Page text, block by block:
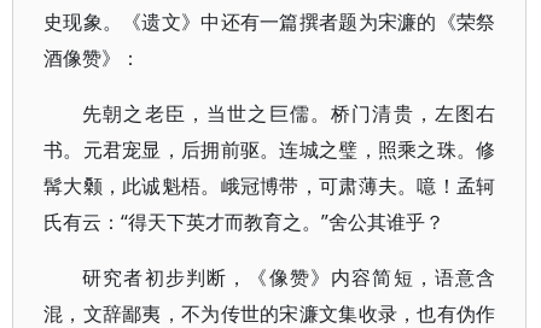
史现象。《遗文》中还有一篇撰者题为宋濂的《荣祭
酒像赞》：
先朝之老臣，当世之巨儒。桥门清贵，左图右
书。元君宠显，后拥前驱。连城之璧，照乘之珠。修
髯大颡，此诚魁梧。峨冠博带，可肃薄夫。噫！孟轲
氏有云：“得天下英才而教育之。”舍公其谁乎？
研究者初步判断，《像赞》内容简短，语意含
混，文辞鄙夷，不为传世的宋濂文集收录，也有伪作